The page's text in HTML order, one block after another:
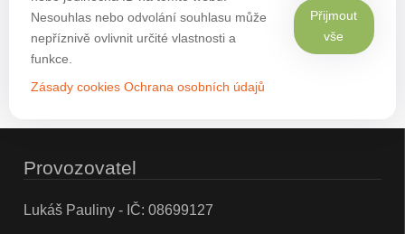
Nesouhlas nebo odvolání souhlasu může
nepříznivě ovlivnit určité vlastnosti a
funkce.
Zásady cookies Ochrana osobních údajů
Přijmout
vše
Provozovatel
Lukáš Pauliny - IČ: 08699127